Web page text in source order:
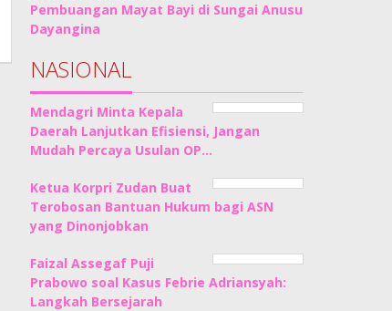
Pembuangan Mayat Bayi di Sungai Anusu
Dayangina
NASIONAL
Mendagri Minta Kepala
Daerah Lanjutkan Efisiensi, Jangan
Mudah Percaya Usulan OP…
Ketua Korpri Zudan Buat
Terobosan Bantuan Hukum bagi ASN
yang Dinonjobkan
Faizal Assegaf Puji
Prabowo soal Kasus Febrie Adriansyah:
Langkah Bersejarah